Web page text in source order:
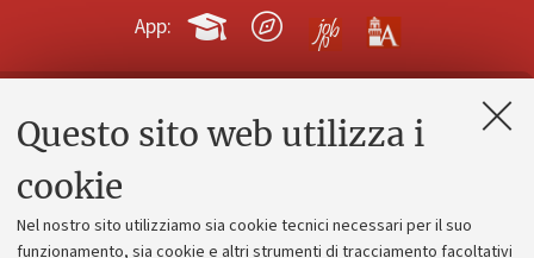
Questo sito web utilizza i
cookie
Nel nostro sito utilizziamo sia cookie tecnici necessari per il suo
funzionamento, sia cookie e altri strumenti di tracciamento facoltativi
App:
Contatti e PEC
Alumni community